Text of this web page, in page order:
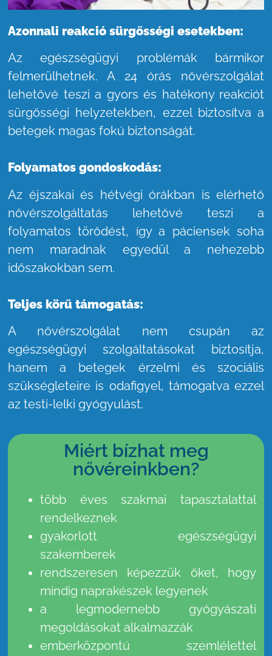
Azonnali reakció sürgősségi esetekben:
Az egészségügyi problémák bármikor
felmerülhetnek. A 24 órás nővérszolgálat
lehetővé teszi a gyors és hatékony reakciót
sürgősségi helyzetekben, ezzel biztosítva a
betegek magas fokú biztonságát.
Folyamatos gondoskodás:
Az éjszakai és hétvégi órákban is elérhető
nővérszolgáltatás lehetővé teszi a
folyamatos törődést, így a páciensek soha
nem maradnak egyedül a nehezebb
időszakokban sem.
Teljes körű támogatás:
A nővérszolgálat nem csupán az
egészségügyi szolgáltatásokat biztosítja,
hanem a betegek érzelmi és szociális
szükségleteire is odafigyel, támogatva ezzel
az testi-lelki gyógyulást.
Miért bízhat meg
nővéreinkben?
több éves szakmai tapasztalattal
rendelkeznek
gyakorlott egészségügyi
szakemberek
rendszeresen képezzük őket, hogy
mindig naprakészek legyenek
a legmodernebb gyógyászati
megoldásokat alkalmazzák
emberközpontú szemlélettel